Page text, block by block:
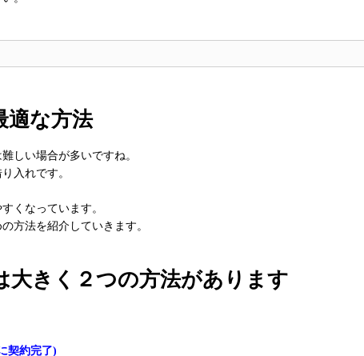
適な方法
しい場合が多いですね。
入れです。
くなっています。
方法を紹介していきます。
きく２つの方法があります
契約完了)